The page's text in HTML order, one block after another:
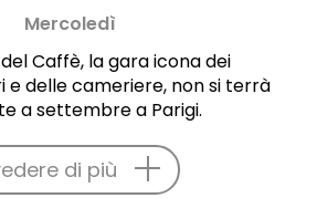
Mercoledì
Caffè, la gara icona dei
e delle cameriere, non si terrà
a settembre a Parigi.
di più